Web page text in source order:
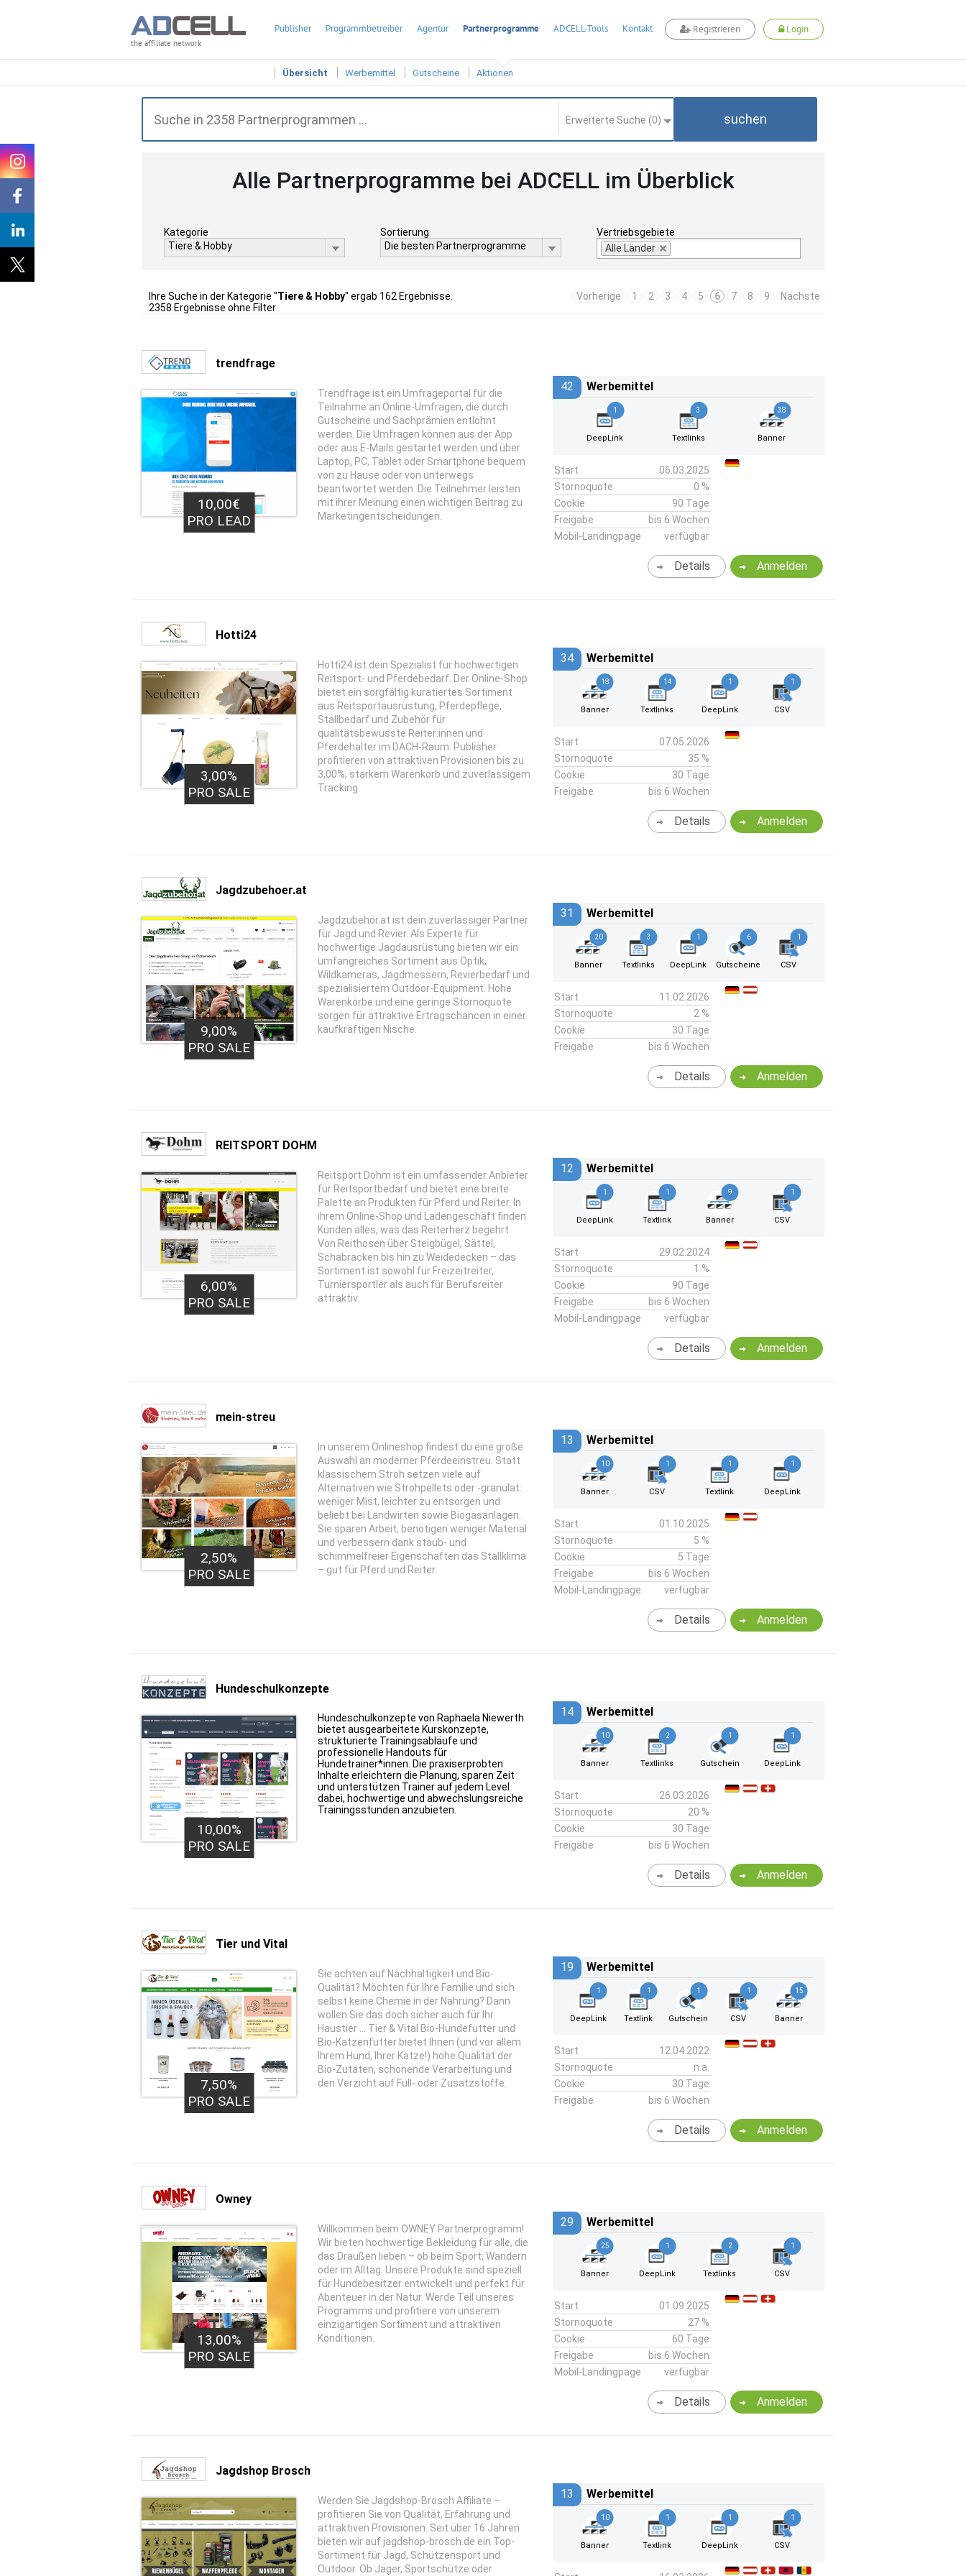
the affiliate network
Publisher Programmbetreiber Agentur Partnerprogramme ADCELL-Tools Kontakt Registrieren Login
Übersicht Werbemittel Gutscheine Aktionen
Erweiterte Suche (0) suchen
Alle Partnerprogramme bei ADCELL im Überblick
Kategorie
Tiere & Hobby
Sortierung
Die besten Partnerprogramme
Vertriebsgebiete
Alle Länder
Ihre Suche in der Kategorie "Tiere & Hobby" ergab 162 Ergebnisse.
2358 Ergebnisse ohne Filter
Vorherige 1 2 3 4 5 6 7 8 9 Nächste
trendfrage
10,00€
PRO LEAD
Trendfrage ist ein Umfrageportal für die
Teilnahme an Online-Umfragen, die durch
Gutscheine und Sachprämien entlohnt
werden. Die Umfragen können aus der App
oder aus E-Mails gestartet werden und über
Laptop, PC, Tablet oder Smartphone bequem
von zu Hause oder von unterwegs
beantwortet werden. Die Teilnehmer leisten
mit ihrer Meinung einen wichtigen Beitrag zu
Marketingentscheidungen.
42 Werbemittel
1
DeepLink
3
Textlinks
38
Banner
Start
06.03.2025
Stornoquote
0 %
Cookie
90 Tage
Freigabe
bis 6 Wochen
Mobil-Landingpage
verfügbar
Anmelden
Details
Hotti24
3,00%
PRO SALE
Hotti24 ist dein Spezialist für hochwertigen
Reitsport- und Pferdebedarf. Der Online-Shop
bietet ein sorgfältig kuratiertes Sortiment
aus Reitsportausrüstung, Pferdepflege,
Stallbedarf und Zubehör für
qualitätsbewusste Reiter:innen und
Pferdehalter im DACH-Raum. Publisher
profitieren von attraktiven Provisionen bis zu
3,00%, starkem Warenkorb und zuverlässigem
Tracking.
34 Werbemittel
18
Banner
14
Textlinks
1
DeepLink
1
CSV
Start
07.05.2026
Stornoquote
35 %
Cookie
30 Tage
Freigabe
bis 6 Wochen
Anmelden
Details
Jagdzubehoer.at
9,00%
PRO SALE
Jagdzubehör.at ist dein zuverlässiger Partner
für Jagd und Revier. Als Experte für
hochwertige Jagdausrüstung bieten wir ein
umfangreiches Sortiment aus Optik,
Wildkameras, Jagdmessern, Revierbedarf und
spezialisiertem Outdoor-Equipment. Hohe
Warenkörbe und eine geringe Stornoquote
sorgen für attraktive Ertragschancen in einer
kaufkräftigen Nische.
31 Werbemittel
20
Banner
3
Textlinks
1
DeepLink
6
Gutscheine
1
CSV
Start
11.02.2026
Stornoquote
2 %
Cookie
30 Tage
Freigabe
bis 6 Wochen
Anmelden
Details
REITSPORT DOHM
6,00%
PRO SALE
Reitsport Dohm ist ein umfassender Anbieter
für Reitsportbedarf und bietet eine breite
Palette an Produkten für Pferd und Reiter. In
ihrem Online-Shop und Ladengeschäft finden
Kunden alles, was das Reiterherz begehrt.
Von Reithosen über Steigbügel, Sättel,
Schabracken bis hin zu Weidedecken – das
Sortiment ist sowohl für Freizeitreiter,
Turniersportler als auch für Berufsreiter
attraktiv.
12 Werbemittel
1
DeepLink
1
Textlink
9
Banner
1
CSV
Start
29.02.2024
Stornoquote
1 %
Cookie
90 Tage
Freigabe
bis 6 Wochen
Mobil-Landingpage
verfügbar
Anmelden
Details
mein-streu
2,50%
PRO SALE
In unserem Onlineshop findest du eine große
Auswahl an moderner Pferdeeinstreu. Statt
klassischem Stroh setzen viele auf
Alternativen wie Strohpellets oder -granulat:
weniger Mist, leichter zu entsorgen und
beliebt bei Landwirten sowie Biogasanlagen.
Sie sparen Arbeit, benötigen weniger Material
und verbessern dank staub- und
schimmelfreier Eigenschaften das Stallklima
– gut für Pferd und Reiter.
13 Werbemittel
10
Banner
1
CSV
1
Textlink
1
DeepLink
Start
01.10.2025
Stornoquote
5 %
Cookie
5 Tage
Freigabe
bis 6 Wochen
Mobil-Landingpage
verfügbar
Anmelden
Details
Hundeschulkonzepte
10,00%
PRO SALE
Hundeschulkonzepte von Raphaela Niewerth
bietet ausgearbeitete Kurskonzepte,
strukturierte Trainingsabläufe und
professionelle Handouts für
Hundetrainer*innen. Die praxiserprobten
Inhalte erleichtern die Planung, sparen Zeit
und unterstützen Trainer auf jedem Level
dabei, hochwertige und abwechslungsreiche
Trainingsstunden anzubieten.
14 Werbemittel
10
Banner
2
Textlinks
1
Gutschein
1
DeepLink
Start
26.03.2026
Stornoquote
20 %
Cookie
30 Tage
Freigabe
bis 6 Wochen
Anmelden
Details
Tier und Vital
7,50%
PRO SALE
Sie achten auf Nachhaltigkeit und Bio-
Qualität? Möchten für Ihre Familie und sich
selbst keine Chemie in der Nahrung? Dann
wollen Sie das doch sicher auch für Ihr
Haustier ... Tier & Vital Bio-Hundefutter und
Bio-Katzenfutter bietet Ihnen (und vor allem
Ihrem Hund, Ihrer Katze!) hohe Qualität der
Bio-Zutaten, schonende Verarbeitung und
den Verzicht auf Füll- oder Zusatzstoffe.
19 Werbemittel
1
DeepLink
1
Textlink
1
Gutschein
1
CSV
15
Banner
Start
12.04.2022
Stornoquote
n.a.
Cookie
30 Tage
Freigabe
bis 6 Wochen
Anmelden
Details
Owney
13,00%
PRO SALE
Willkommen beim OWNEY Partnerprogramm!
Wir bieten hochwertige Bekleidung für alle, die
das Draußen lieben – ob beim Sport, Wandern
oder im Alltag. Unsere Produkte sind speziell
für Hundebesitzer entwickelt und perfekt für
Abenteuer in der Natur. Werde Teil unseres
Programms und profitiere von unserem
einzigartigen Sortiment und attraktiven
Konditionen.
29 Werbemittel
25
Banner
1
DeepLink
2
Textlinks
1
CSV
Start
01.09.2025
Stornoquote
27 %
Cookie
60 Tage
Freigabe
bis 6 Wochen
Mobil-Landingpage
verfügbar
Anmelden
Details
Jagdshop Brosch
Werden Sie Jagdshop-Brosch Affiliate –
profitieren Sie von Qualität, Erfahrung und
attraktiven Provisionen. Seit über 16 Jahren
bieten wir auf jagdshop-brosch.de ein Top-
Sortiment für Jagd, Schützensport und
Outdoor. Ob Jäger, Sportschütze oder
13 Werbemittel
10
Banner
1
Textlink
1
DeepLink
1
CSV